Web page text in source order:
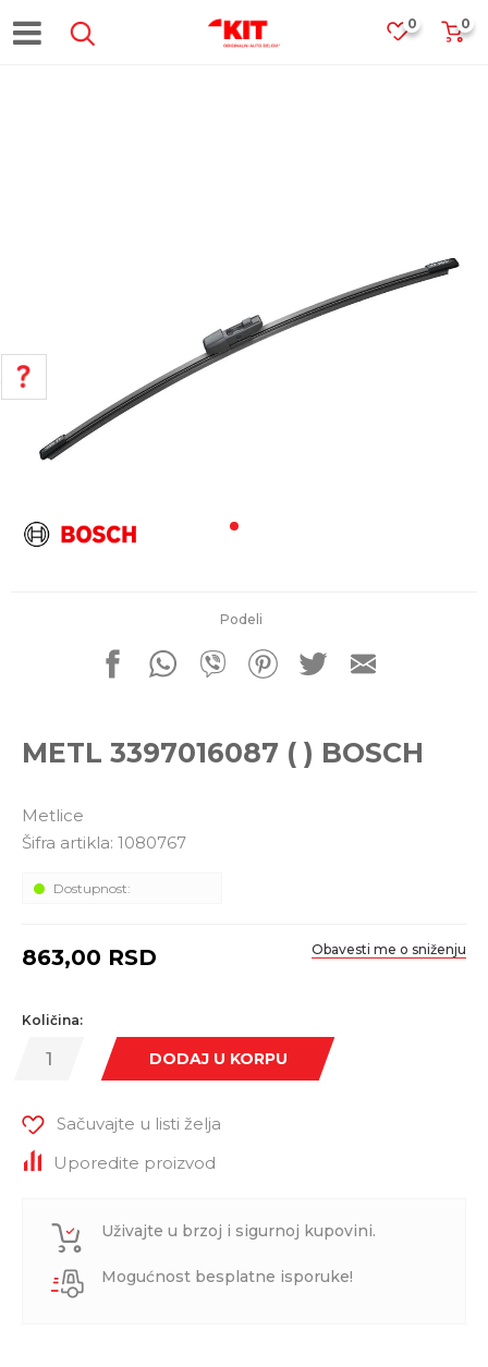
0
0
Podeli
METL 3397016087 ( ) BOSCH
Metlice
Šifra artikla: 1080767
Dostupnost:
863,00 RSD Obavesti me o sniženju
Količina:
DODAJ U KORPU
Sačuvajte u listi želja
Uporedite proizvod
Uživajte u brzoj i sigurnoj kupovini.
Mogućnost besplatne isporuke!
POMOĆ PRI KUPOVINI
Pišite nam
office@kitcommerce.rs